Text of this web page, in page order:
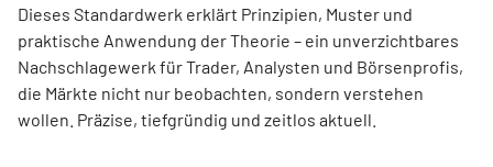
Dieses Standardwerk erklärt Prinzipien, Muster und
praktische Anwendung der Theorie – ein unverzichtbares
Nachschlagewerk für Trader, Analysten und Börsenprofis,
die Märkte nicht nur beobachten, sondern verstehen
wollen. Präzise, tiefgründig und zeitlos aktuell.